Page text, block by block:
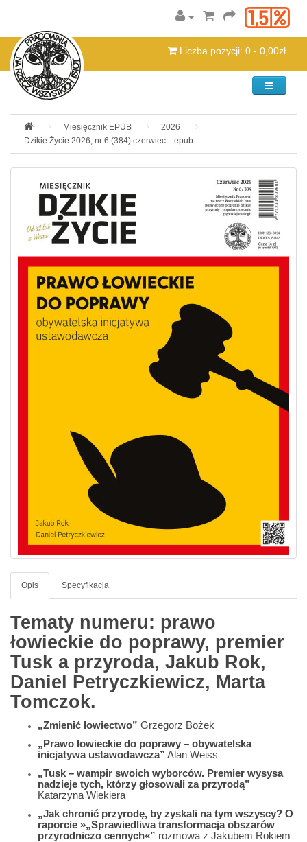
Liczba pozycji: 0 - 0,00zł
Kategorie
Miesięcznik EPUB
2026
Dzikie Życie 2026, nr 6 (384) czerwiec :: epub
Opis Specyfikacja
Tematy numeru: prawo
łowieckie do poprawy, premier
Tusk a przyroda, Jakub Rok,
Daniel Petryczkiewicz, Marta
Tomczok.
„Zmienić łowiectwo” Grzegorz Bożek
„Prawo łowieckie do poprawy – obywatelska
inicjatywa ustawodawcza” Alan Weiss
„Tusk – wampir swoich wyborców. Premier wysysa
nadzieje tych, którzy głosowali za przyrodą”
Katarzyna Wiekiera
„Jak chronić przyrodę, by zyskali na tym wszyscy? O
raporcie »„Sprawiedliwa transformacja obszarów
przyrodniczo cennych«” rozmowa z Jakubem Rokiem